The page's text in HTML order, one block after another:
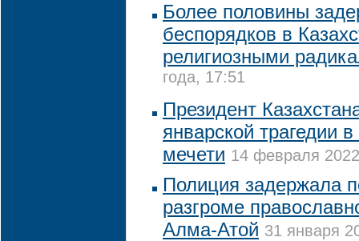
Более половины
беспорядков в
религиозными
года, 17:51
Президент
январской трагедии
мечети 14 февраля
Полиция задержала
разгроме
Алма-Атой 31 января